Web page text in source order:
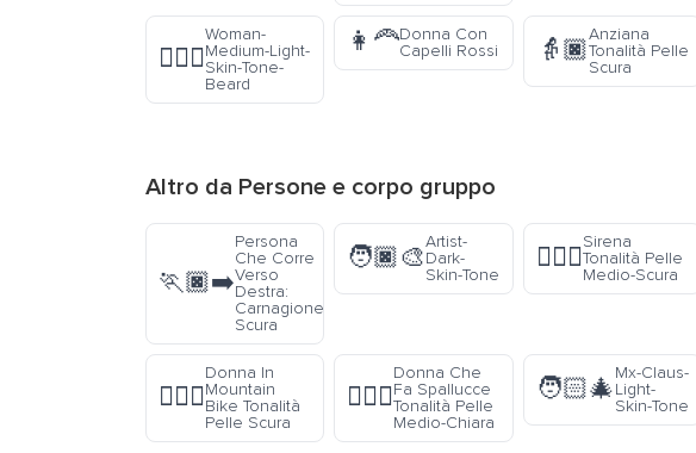
🧔🏼‍♀️
Woman-
Medium-Light-
Skin-Tone-
Beard
👩‍🦰Donna Con
Capelli Rossi
👵🏿
Anziana
Tonalità Pelle
Scura
Altro da Persone e corpo gruppo
🏃🏿‍➡️
Persona
Che Corre
Verso
Destra:
Carnagione
Scura
🧑🏿‍🎨
Artist-
Dark-
Skin-Tone
🧜🏾‍♀️
Sirena
Tonalità Pelle
Medio-Scura
🚵🏿‍♀️
Donna In
Mountain
Bike Tonalità
Pelle Scura
🤷🏼‍♀️
Donna Che
Fa Spallucce
Tonalità Pelle
Medio-Chiara
🧑🏻‍🎄
Mx-Claus-
Light-
Skin-Tone